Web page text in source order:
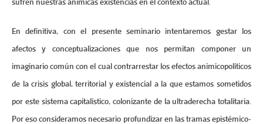
sufren nuestras anímicas existencias en el contexto actual.
En definitiva, con el presente seminario intentaremos gestar los
afectos y conceptualizaciones que nos permitan componer un
imaginario común con el cual contrarrestar los efectos animicopolíticos
de la crisis global, territorial y existencial a la que estamos sometidos
por este sistema capitalístico, colonizante de la ultraderecha totalitaria.
Por eso consideramos necesario profundizar en las tramas epistémico-